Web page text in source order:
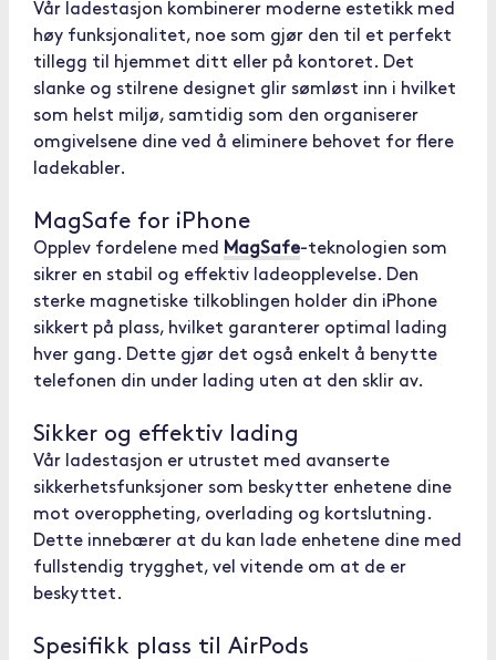
Vår ladestasjon kombinerer moderne estetikk med
høy funksjonalitet, noe som gjør den til et perfekt
tillegg til hjemmet ditt eller på kontoret. Det
slanke og stilrene designet glir sømløst inn i hvilket
som helst miljø, samtidig som den organiserer
omgivelsene dine ved å eliminere behovet for flere
ladekabler.
MagSafe for iPhone
Opplev fordelene med MagSafe-teknologien som
sikrer en stabil og effektiv ladeopplevelse. Den
sterke magnetiske tilkoblingen holder din iPhone
sikkert på plass, hvilket garanterer optimal lading
hver gang. Dette gjør det også enkelt å benytte
telefonen din under lading uten at den sklir av.
Sikker og effektiv lading
Vår ladestasjon er utrustet med avanserte
sikkerhetsfunksjoner som beskytter enhetene dine
mot overoppheting, overlading og kortslutning.
Dette innebærer at du kan lade enhetene dine med
fullstendig trygghet, vel vitende om at de er
beskyttet.
Spesifikk plass til AirPods